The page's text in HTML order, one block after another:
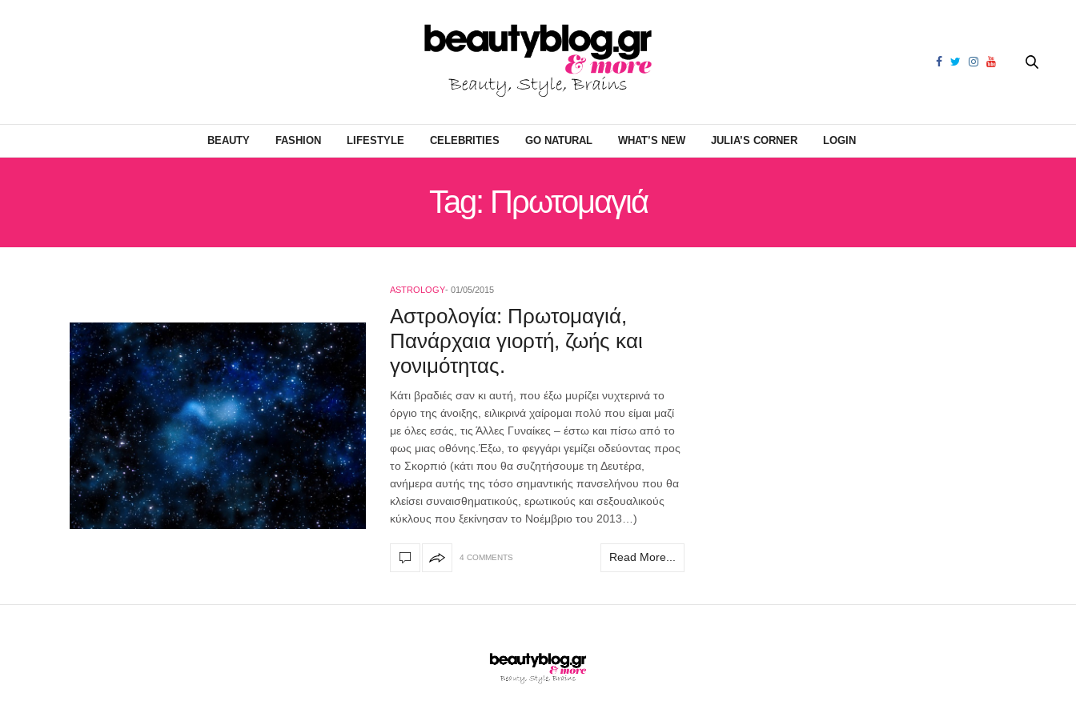
BEAUTY FASHION LIFESTYLE CELEBRITIES GO NATURAL WHAT’S NEW JULIA’S CORNER LOGIN
Tag: Πρωτομαγιά
ASTROLOGY 01/05/2015
Αστρολογία: Πρωτομαγιά,
Πανάρχαια γιορτή, ζωής και
γονιμότητας.
Κάτι βραδιές σαν κι αυτή, που έξω μυρίζει νυχτερινά το
όργιο της άνοιξης, ειλικρινά χαίρομαι πολύ που είμαι μαζί
με όλες εσάς, τις Άλλες Γυναίκες – έστω και πίσω από το
φως μιας οθόνης.Έξω, το φεγγάρι γεμίζει οδεύοντας προς
το Σκορπιό (κάτι που θα συζητήσουμε τη Δευτέρα,
ανήμερα αυτής της τόσο σημαντικής πανσελήνου που θα
κλείσει συναισθηματικούς, ερωτικούς και σεξουαλικούς
κύκλους που ξεκίνησαν το Νοέμβριο του 2013…)
4 COMMENTS Read More...